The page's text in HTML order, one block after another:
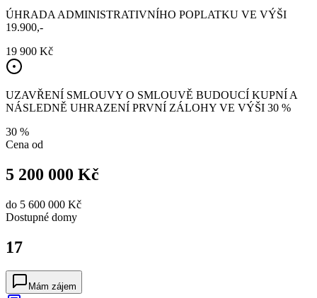
ÚHRADA ADMINISTRATIVNÍHO POPLATKU VE VÝŠI
19.900,-
19 900 Kč
UZAVŘENÍ SMLOUVY O SMLOUVĚ BUDOUCÍ KUPNÍ A
NÁSLEDNĚ UHRAZENÍ PRVNÍ ZÁLOHY VE VÝŠI 30 %
30 %
Cena od
5 200 000 Kč
do 5 600 000 Kč
Dostupné domy
17
Mám zájem